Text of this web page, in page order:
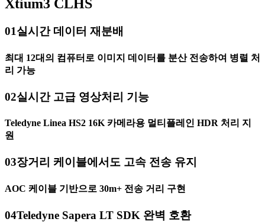
Xtium3 CLHS
01실시간 데이터 재분배
최대 12대의 컴퓨터로 이미지 데이터를 분산 전송하여 병렬 처
리 가능
02실시간 고급 영상처리 기능
Teledyne Linea HS2 16K 카메라용 멀티플레인 HDR 처리 지
원
03장거리 케이블에서도 고속 전송 유지
AOC 케이블 기반으로 30m+ 전송 거리 구현
04Teledyne Sapera LT SDK 완벽 호환